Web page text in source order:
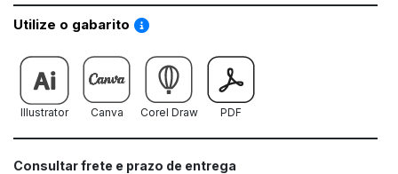
Utilize o gabarito Saiba como utilizar os nossos gabaritos
Illustrator Canva Corel Draw PDF
Consultar frete e prazo de entrega